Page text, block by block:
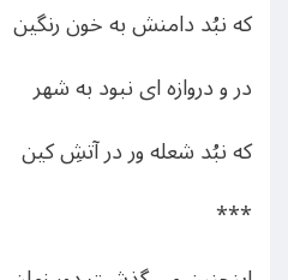
که نبُد دامنش به خون رنگین
در و دروازه ای نبود به شهر
که نبُد شعله ور در آتشِ کین
***